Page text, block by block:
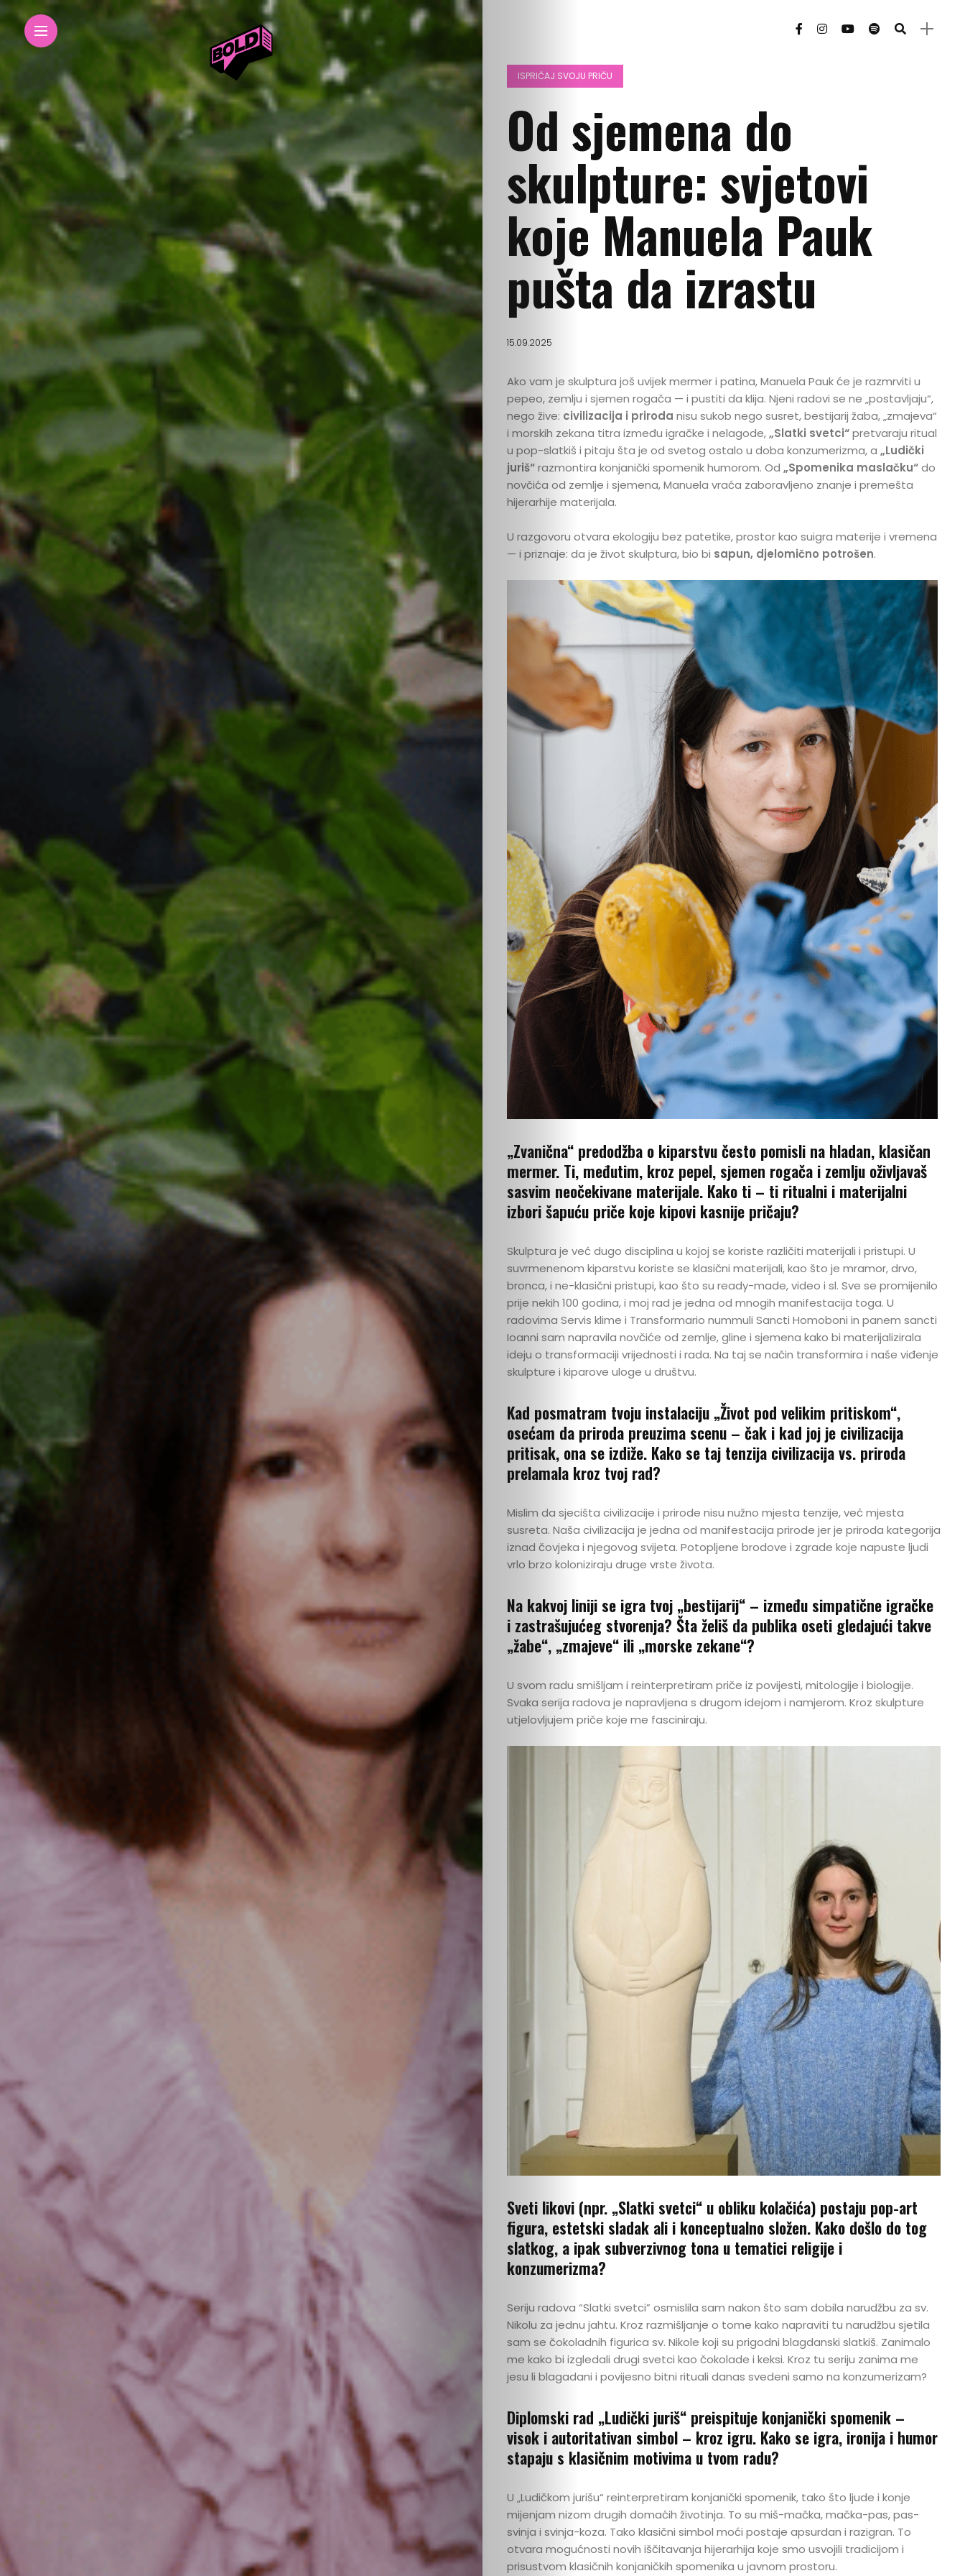
Ispričaj
svoju
priču
U
fokusu
Vizuelni
kutak
Kritički
ugao
BOLD
Boldcast
ISPRIČAJ SVOJU PRIČU
Od sjemena do
skulpture: svjetovi
koje Manuela Pauk
pušta da izrastu
15.09.2025
Ako vam je skulptura još uvijek mermer i patina, Manuela Pauk će je razmrviti u
pepeo, zemlju i sjemen rogača — i pustiti da klija. Njeni radovi se ne „postavljaju“,
nego žive: civilizacija i priroda nisu sukob nego susret, bestijarij žaba, „zmajeva“
i morskih zekana titra između igračke i nelagode,„Slatki svetci“pretvaraju ritual
u pop-slatkiš i pitaju šta je od svetog ostalo u doba konzumerizma, a „Ludički
juriš“razmontira konjanički spomenik humorom. Od „Spomenika maslačku“do
novčića od zemlje i sjemena, Manuela vraća zaboravljeno znanje i premešta
hijerarhije materijala.
U razgovoru otvara ekologiju bez patetike, prostor kao suigra materije i vremena
— i priznaje: da je život skulptura, bio bi sapun, djelomično potrošen.
„Zvanična“ predodžba o kiparstvu često pomisli na hladan, klasičan
mermer. Ti, međutim, kroz pepel, sjemen rogača i zemlju oživljavaš
sasvim neočekivane materijale. Kako ti – ti ritualni i materijalni
izbori šapuću priče koje kipovi kasnije pričaju?
Skulptura je već dugo disciplina u kojoj se koriste različiti materijali i pristupi. U
suvrmenenom kiparstvu koriste se klasični materijali, kao što je mramor, drvo,
bronca, i ne-klasični pristupi, kao što su ready-made, video i sl. Sve se promijenilo
prije nekih 100 godina, i moj rad je jedna od mnogih manifestacija toga. U
radovima Servis klime i Transformario nummuli Sancti Homoboni in panem sancti
Ioanni sam napravila novčiće od zemlje, gline i sjemena kako bi materijalizirala
ideju o transformaciji vrijednosti i rada. Na taj se način transformira i naše viđenje
skulpture i kiparove uloge u društvu.
Kad posmatram tvoju instalaciju „Život pod velikim pritiskom“,
osećam da priroda preuzima scenu – čak i kad joj je civilizacija
pritisak, ona se izdiže. Kako se taj tenzija civilizacija vs. priroda
prelamala kroz tvoj rad?
Mislim da sjecišta civilizacije i prirode nisu nužno mjesta tenzije, već mjesta
susreta. Naša civilizacija je jedna od manifestacija prirode jer je priroda kategorija
iznad čovjeka i njegovog svijeta. Potopljene brodove i zgrade koje napuste ljudi
vrlo brzo koloniziraju druge vrste života.
Na kakvoj liniji se igra tvoj „bestijarij“ – između simpatične igračke
i zastrašujućeg stvorenja? Šta želiš da publika oseti gledajući takve
„žabe“, „zmajeve“ ili „morske zekane“?
U svom radu smišljam i reinterpretiram priče iz povijesti, mitologije i biologije.
Svaka serija radova je napravljena s drugom idejom i namjerom. Kroz skulpture
utjelovljujem priče koje me fasciniraju.
Sveti likovi (npr. „Slatki svetci“ u obliku kolačića) postaju pop-art
figura, estetski sladak ali i konceptualno složen. Kako došlo do tog
slatkog, a ipak subverzivnog tona u tematici religije i
konzumerizma?
Seriju radova “Slatki svetci” osmislila sam nakon što sam dobila narudžbu za sv.
Nikolu za jednu jahtu. Kroz razmišljanje o tome kako napraviti tu narudžbu sjetila
sam se čokoladnih figurica sv. Nikole koji su prigodni blagdanski slatkiš. Zanimalo
me kako bi izgledali drugi svetci kao čokolade i keksi. Kroz tu seriju zanima me
jesu li blagadani i povijesno bitni rituali danas svedeni samo na konzumerizam?
Diplomski rad „Ludički juriš“ preispituje konjanički spomenik –
visok i autoritativan simbol – kroz igru. Kako se igra, ironija i humor
stapaju s klasičnim motivima u tvom radu?
U „Ludičkom jurišu“ reinterpretiram konjanički spomenik, tako što ljude i konje
mijenjam nizom drugih domaćih životinja. To su miš-mačka, mačka-pas, pas-
svinja i svinja-koza. Tako klasični simbol moći postaje apsurdan i razigran. To
otvara mogućnosti novih iščitavanja hijerarhija koje smo usvojili tradicijom i
prisustvom klasičnih konjaničkih spomenika u javnom prostoru.